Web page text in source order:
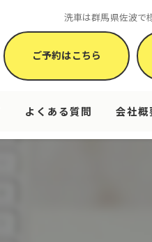
洗車は群馬県佐波で
ご予約はこちら
よくある質問 会社概